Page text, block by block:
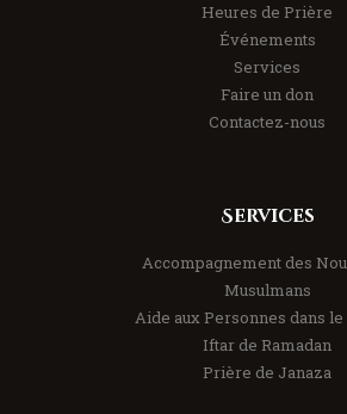
Heures de Prière
Événements
Services
Faire un don
Contactez-nous
Services
Accompagnement des
Musulmans
Aide aux Personnes dans
Iftar de Ramadan
Prière de Janaza